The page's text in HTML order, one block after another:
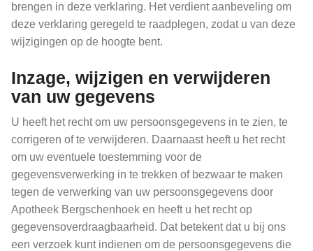
brengen in deze verklaring. Het verdient aanbeveling om
deze verklaring geregeld te raadplegen, zodat u van deze
wijzigingen op de hoogte bent.
Inzage, wijzigen en verwijderen
van uw gegevens
U heeft het recht om uw persoonsgegevens in te zien, te
corrigeren of te verwijderen. Daarnaast heeft u het recht
om uw eventuele toestemming voor de
gegevensverwerking in te trekken of bezwaar te maken
tegen de verwerking van uw persoonsgegevens door
Apotheek Bergschenhoek en heeft u het recht op
gegevensoverdraagbaarheid. Dat betekent dat u bij ons
een verzoek kunt indienen om de persoonsgegevens die